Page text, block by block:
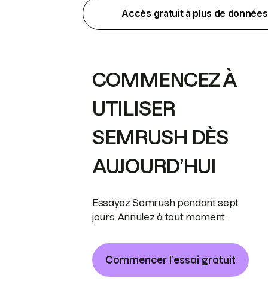
Accès gratuit à plus de données
COMMENCEZ À
UTILISER
SEMRUSH DÈS
AUJOURD’HUI
Essayez Semrush pendant sept
jours. Annulez à tout moment.
Commencer l’essai gratuit